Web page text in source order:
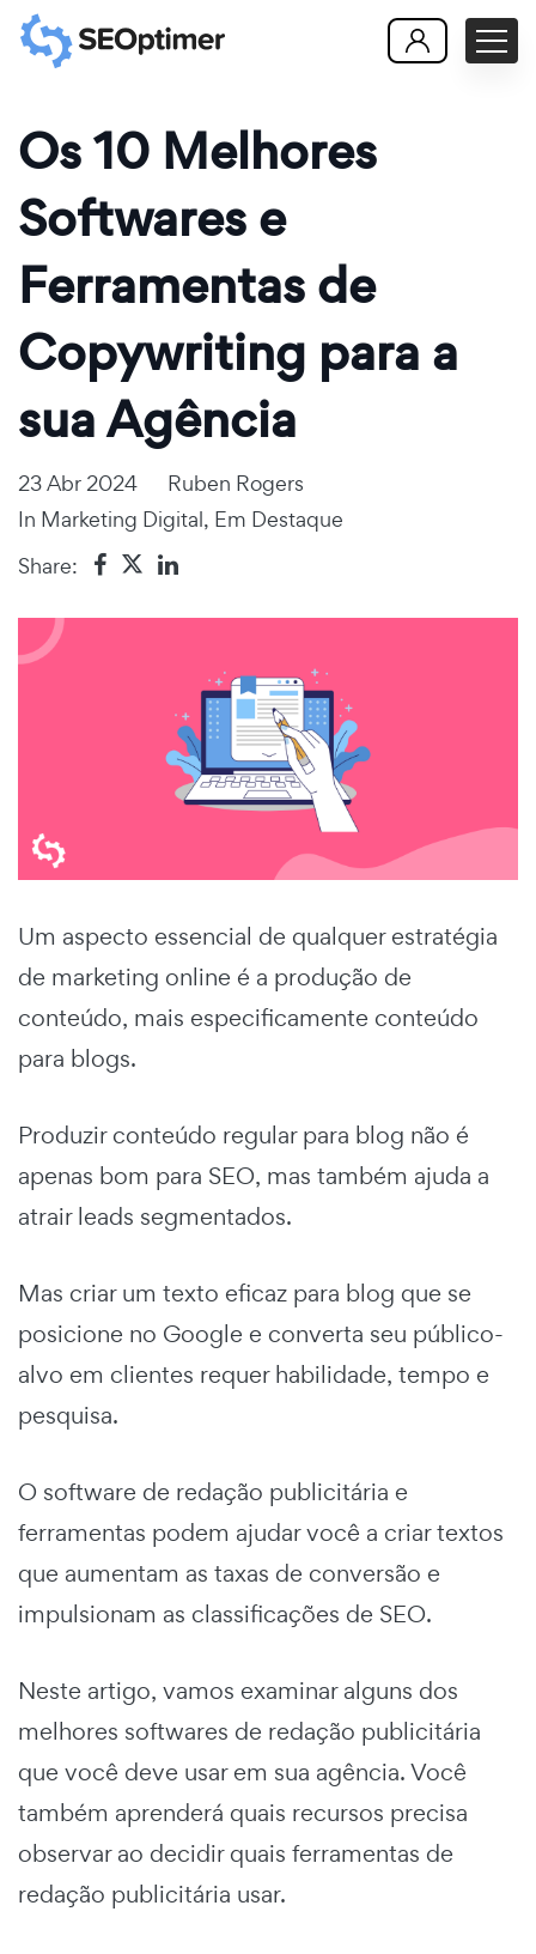
Os 10 Melhores
Softwares e
Ferramentas de
Copywriting para a
sua Agência
23 Abr 2024
Ruben Rogers
In Marketing Digital, Em Destaque
Share:
Um aspecto essencial de qualquer estratégia
de marketing online é a produção de
conteúdo, mais especificamente conteúdo
para blogs.
Produzir conteúdo regular para blog não é
apenas bom para SEO, mas também ajuda a
atrair leads segmentados.
Mas criar um texto eficaz para blog que se
posicione no Google e converta seu público-
alvo em clientes requer habilidade, tempo e
pesquisa.
O software de redação publicitária e
ferramentas podem ajudar você a criar textos
que aumentam as taxas de conversão e
impulsionam as classificações de SEO.
Neste artigo, vamos examinar alguns dos
melhores softwares de redação publicitária
que você deve usar em sua agência. Você
também aprenderá quais recursos precisa
observar ao decidir quais ferramentas de
redação publicitária usar.